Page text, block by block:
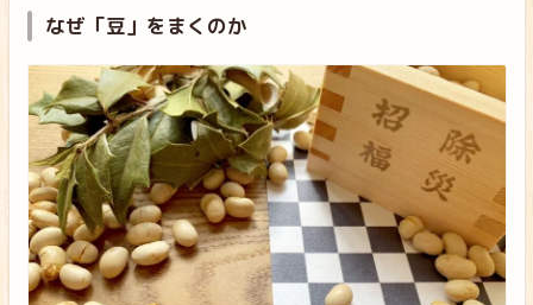
なぜ「豆」をまくのか